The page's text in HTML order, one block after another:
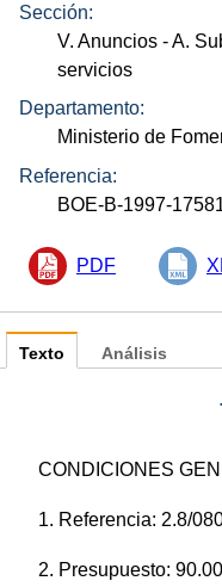
Sección:
V. Anuncios - A.
servicios
Departamento:
Ministerio de
Referencia:
BOE-B-1997-
PDF
Texto
CONDICIONES
1. Referencia: 2.8/
2. Presupuesto:
Análisis